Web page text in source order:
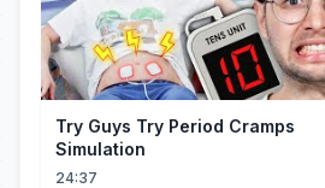
Try Guys Try Period Cramps
Simulation
24:37